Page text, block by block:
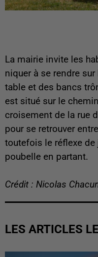
La mairie invite les
niquer à se rendre
table et des bancs
est situé sur le
croisement de la rue
pour se retrouver
toutefois le réflexe
poubelle en partant.
Crédit : Nicolas
LES ARTICLES